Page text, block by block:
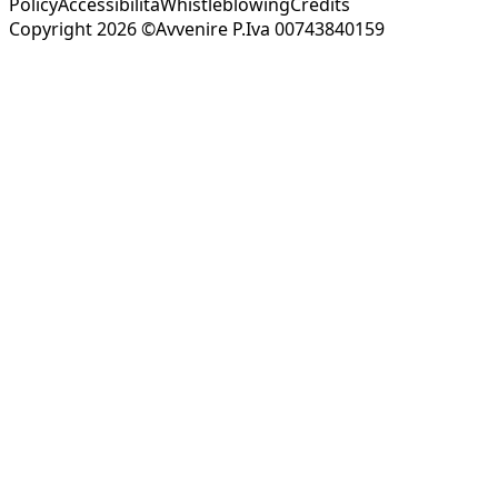
Copyright 2026 ©Avvenire P.Iva 00743840159